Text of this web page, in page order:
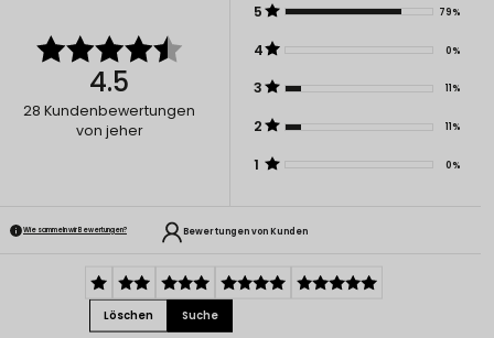
4.5
28 Kundenbewertungen
von jeher
5 79%
4 0%
3 11%
2 11%
1 0%
Wie sammeln wir Bewertungen? Bewertungen von Kunden
Löschen Suche